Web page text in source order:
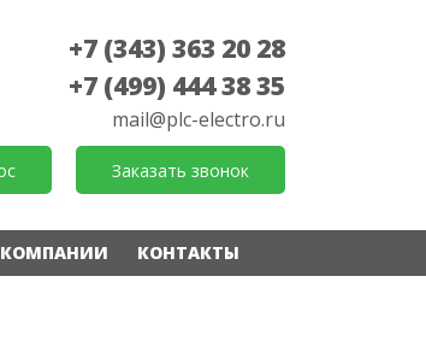
+7 (343) 363 20 28
+7 (499) 444 38 35
mail@plc-electro.ru
Заказать звонок
КОНТАКТЫ